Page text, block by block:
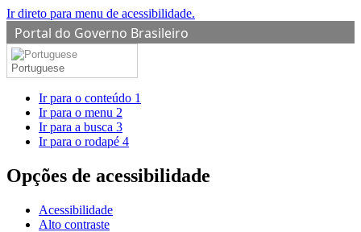
Ir direto para menu de acessibilidade.
Portal do Governo Brasileiro
Portuguese
Ir para o conteúdo 1
Ir para o menu 2
Ir para a busca 3
Ir para o rodapé 4
Opções de acessibilidade
Acessibilidade
Alto contraste